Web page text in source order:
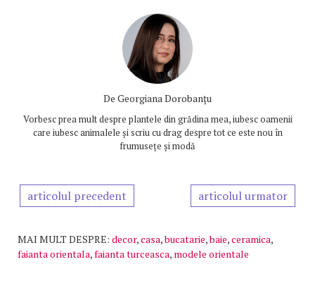
De Georgiana Dorobanțu
Vorbesc prea mult despre plantele din grădina mea, iubesc oamenii
care iubesc animalele și scriu cu drag despre tot ce este nou în
frumusețe și modă
articolul precedent articolul urmator
MAI MULT DESPRE: decor,casa,bucatarie,baie,ceramica,
faianta orientala,faianta turceasca, modele orientale